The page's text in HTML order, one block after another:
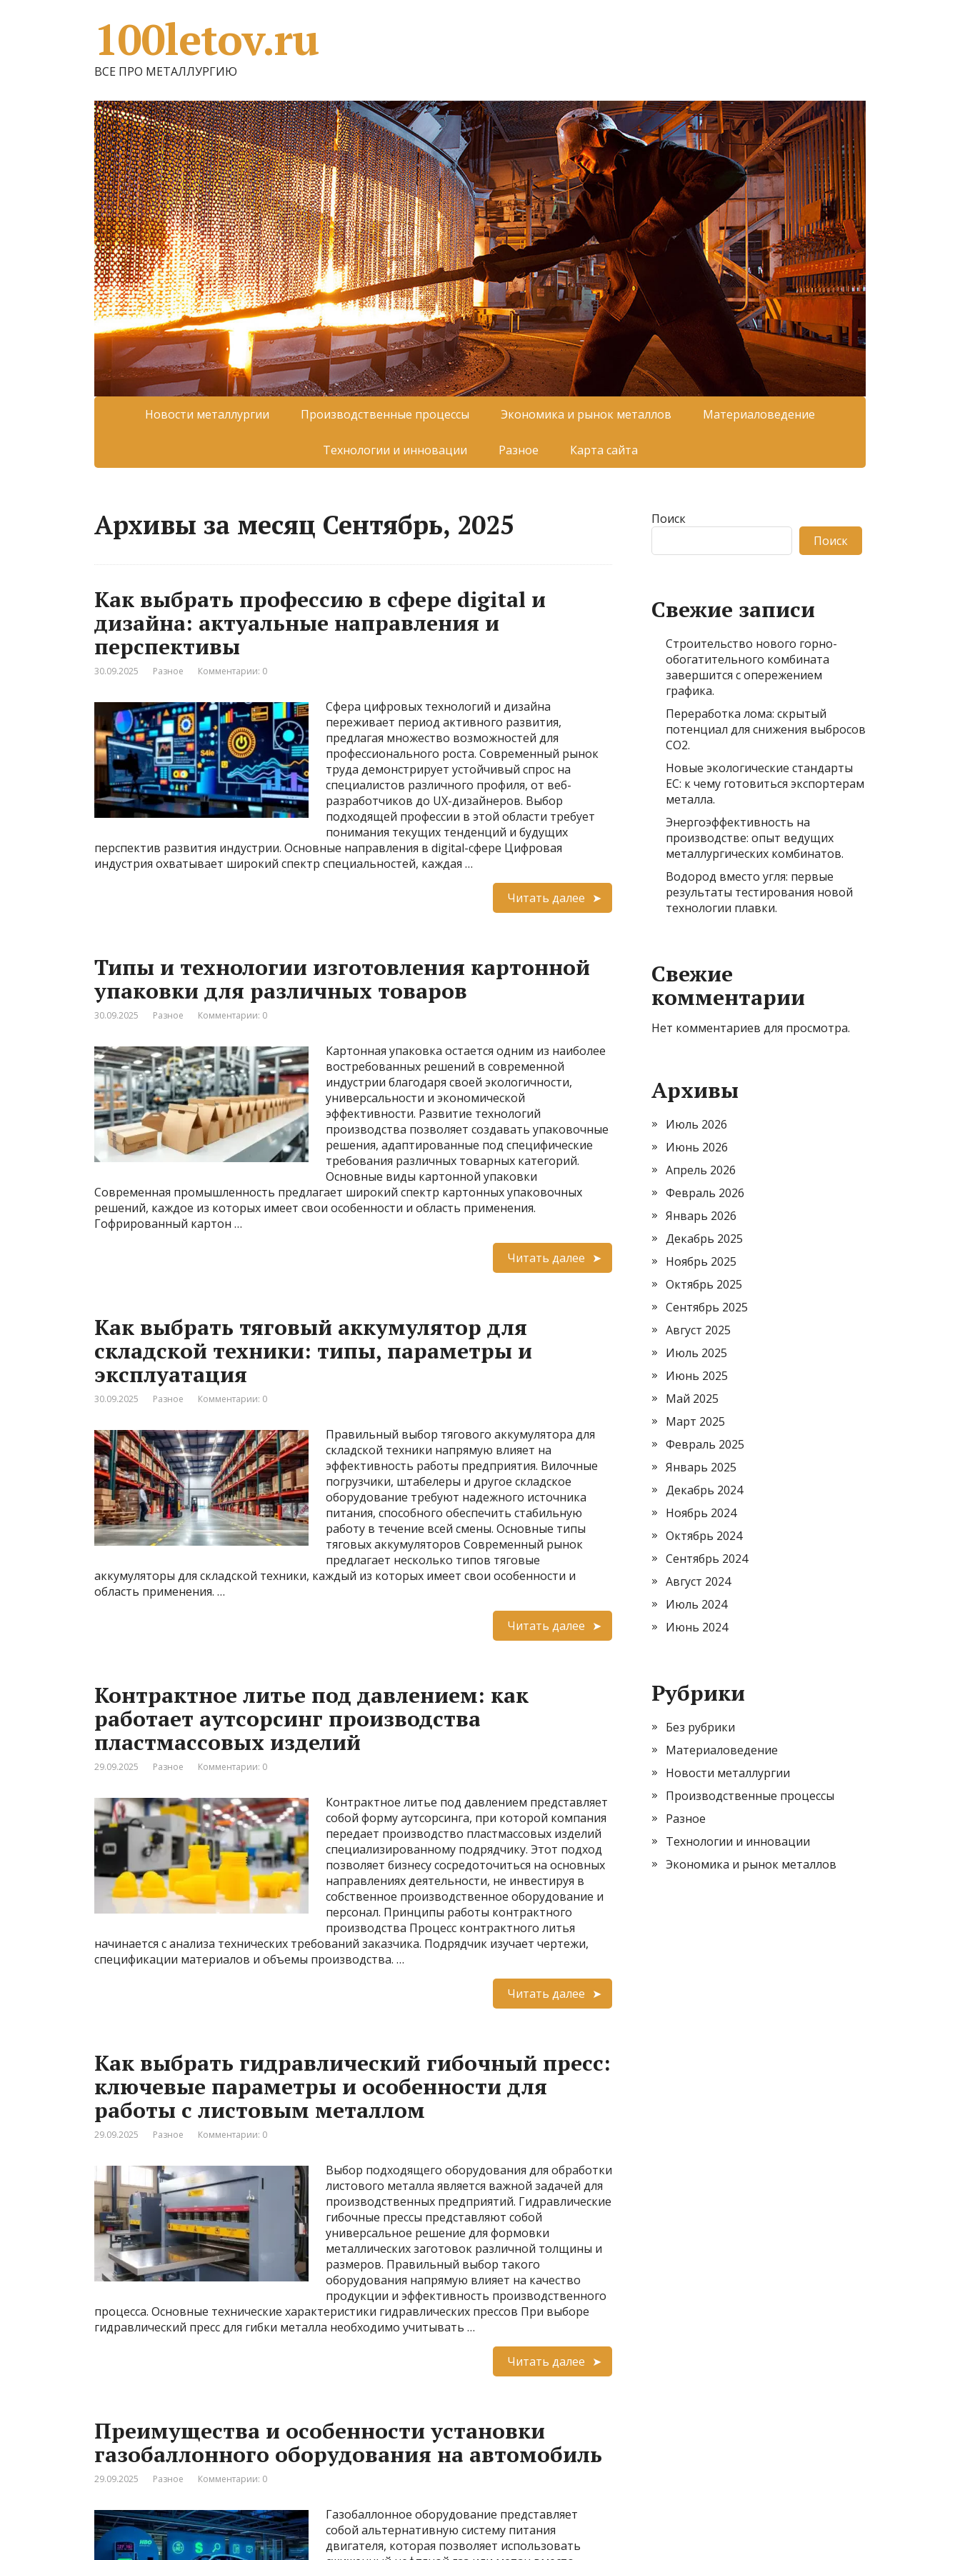
100letov.ru
ВСЕ ПРО МЕТАЛЛУРГИЮ
Новости металлургии Производственные процессы Экономика и рынок металлов Материаловедение
Технологии и инновации Разное Карта сайта
Архивы за месяц Сентябрь, 2025
Как выбрать профессию в сфере digital и
дизайна: актуальные направления и
перспективы
30.09.2025 Разное Комментарии: 0
Сфера цифровых технологий и дизайна
переживает период активного развития,
предлагая множество возможностей для
профессионального роста. Современный рынок
труда демонстрирует устойчивый спрос на
специалистов различного профиля, от веб-
разработчиков до UX-дизайнеров. Выбор
подходящей профессии в этой области требует
понимания текущих тенденций и будущих
перспектив развития индустрии. Основные направления в digital-сфере Цифровая
индустрия охватывает широкий спектр специальностей, каждая …
Читать далее
Типы и технологии изготовления картонной
упаковки для различных товаров
30.09.2025 Разное Комментарии: 0
Картонная упаковка остается одним из наиболее
востребованных решений в современной
индустрии благодаря своей экологичности,
универсальности и экономической
эффективности. Развитие технологий
производства позволяет создавать упаковочные
решения, адаптированные под специфические
требования различных товарных категорий.
Основные виды картонной упаковки
Современная промышленность предлагает широкий спектр картонных упаковочных
решений, каждое из которых имеет свои особенности и область применения.
Гофрированный картон …
Читать далее
Как выбрать тяговый аккумулятор для
складской техники: типы, параметры и
эксплуатация
30.09.2025 Разное Комментарии: 0
Правильный выбор тягового аккумулятора для
складской техники напрямую влияет на
эффективность работы предприятия. Вилочные
погрузчики, штабелеры и другое складское
оборудование требуют надежного источника
питания, способного обеспечить стабильную
работу в течение всей смены. Основные типы
тяговых аккумуляторов Современный рынок
предлагает несколько типов тяговые
аккумуляторы для складской техники, каждый из которых имеет свои особенности и
область применения. …
Читать далее
Контрактное литье под давлением: как
работает аутсорсинг производства
пластмассовых изделий
29.09.2025 Разное Комментарии: 0
Контрактное литье под давлением представляет
собой форму аутсорсинга, при которой компания
передает производство пластмассовых изделий
специализированному подрядчику. Этот подход
позволяет бизнесу сосредоточиться на основных
направлениях деятельности, не инвестируя в
собственное производственное оборудование и
персонал. Принципы работы контрактного
производства Процесс контрактного литья
начинается с анализа технических требований заказчика. Подрядчик изучает чертежи,
спецификации материалов и объемы производства. …
Читать далее
Как выбрать гидравлический гибочный пресс:
ключевые параметры и особенности для
работы с листовым металлом
29.09.2025 Разное Комментарии: 0
Выбор подходящего оборудования для обработки
листового металла является важной задачей для
производственных предприятий. Гидравлические
гибочные прессы представляют собой
универсальное решение для формовки
металлических заготовок различной толщины и
размеров. Правильный выбор такого
оборудования напрямую влияет на качество
продукции и эффективность производственного
процесса. Основные технические характеристики гидравлических прессов При выборе
гидравлический пресс для гибки металла необходимо учитывать …
Читать далее
Преимущества и особенности установки
газобаллонного оборудования на автомобиль
29.09.2025 Разное Комментарии: 0
Газобаллонное оборудование представляет
собой альтернативную систему питания
двигателя, которая позволяет использовать
Поиск
Поиск
Свежие записи
Строительство нового горно-
обогатительного комбината
завершится с опережением
графика.
Переработка лома: скрытый
потенциал для снижения выбросов
CO2.
Новые экологические стандарты
ЕС: к чему готовиться экспортерам
металла.
Энергоэффективность на
производстве: опыт ведущих
металлургических комбинатов.
Водород вместо угля: первые
результаты тестирования новой
технологии плавки.
Свежие
комментарии
Нет комментариев для просмотра.
Архивы
Июль 2026
Июнь 2026
Апрель 2026
Февраль 2026
Январь 2026
Декабрь 2025
Ноябрь 2025
Октябрь 2025
Сентябрь 2025
Август 2025
Июль 2025
Июнь 2025
Май 2025
Март 2025
Февраль 2025
Январь 2025
Декабрь 2024
Ноябрь 2024
Октябрь 2024
Сентябрь 2024
Август 2024
Июль 2024
Июнь 2024
Рубрики
Без рубрики
Материаловедение
Новости металлургии
Производственные процессы
Разное
Технологии и инновации
Экономика и рынок металлов